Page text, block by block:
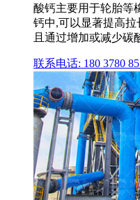
酸钙主要用于轮胎等
钙中,可以显著提高
且通过增加或减少碳
联系电话: 180 3780